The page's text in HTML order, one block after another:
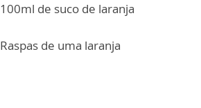
100ml de suco de laranja
Raspas de uma laranja